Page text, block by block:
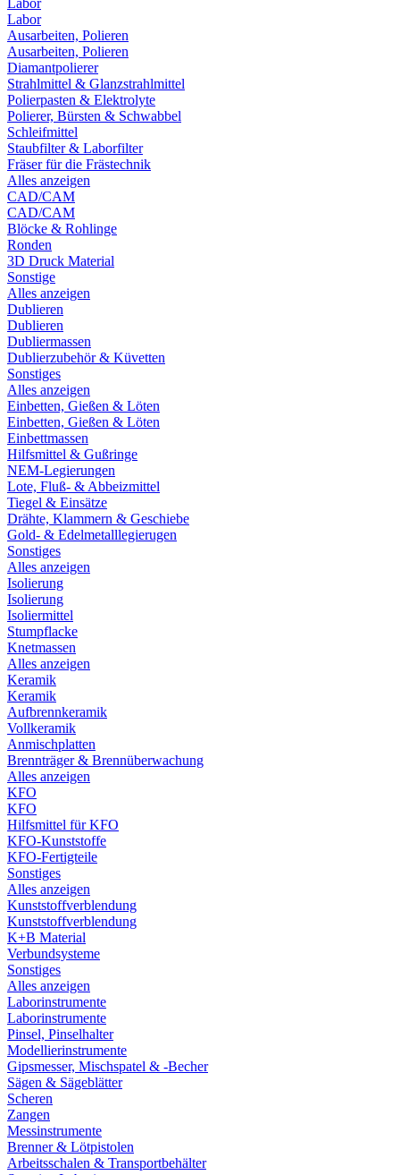
Labor
Labor
Ausarbeiten, Polieren
Ausarbeiten, Polieren
Diamantpolierer
Strahlmittel & Glanzstrahlmittel
Polierpasten & Elektrolyte
Polierer, Bürsten & Schwabbel
Schleifmittel
Staubfilter & Laborfilter
Fräser für die Frästechnik
Alles anzeigen
CAD/CAM
CAD/CAM
Blöcke & Rohlinge
Ronden
3D Druck Material
Sonstige
Alles anzeigen
Dublieren
Dublieren
Dubliermassen
Dublierzubehör & Küvetten
Sonstiges
Alles anzeigen
Einbetten, Gießen & Löten
Einbetten, Gießen & Löten
Einbettmassen
Hilfsmittel & Gußringe
NEM-Legierungen
Lote, Fluß- & Abbeizmittel
Tiegel & Einsätze
Drähte, Klammern & Geschiebe
Gold- & Edelmetalllegierugen
Sonstiges
Alles anzeigen
Isolierung
Isolierung
Isoliermittel
Stumpflacke
Knetmassen
Alles anzeigen
Keramik
Keramik
Aufbrennkeramik
Vollkeramik
Anmischplatten
Brennträger & Brennüberwachung
Alles anzeigen
KFO
KFO
Hilfsmittel für KFO
KFO-Kunststoffe
KFO-Fertigteile
Sonstiges
Alles anzeigen
Kunststoffverblendung
Kunststoffverblendung
K+B Material
Verbundsysteme
Sonstiges
Alles anzeigen
Laborinstrumente
Laborinstrumente
Pinsel, Pinselhalter
Modellierinstrumente
Gipsmesser, Mischspatel & -Becher
Sägen & Sägeblätter
Scheren
Zangen
Messinstrumente
Brenner & Lötpistolen
Arbeitsschalen & Transportbehälter